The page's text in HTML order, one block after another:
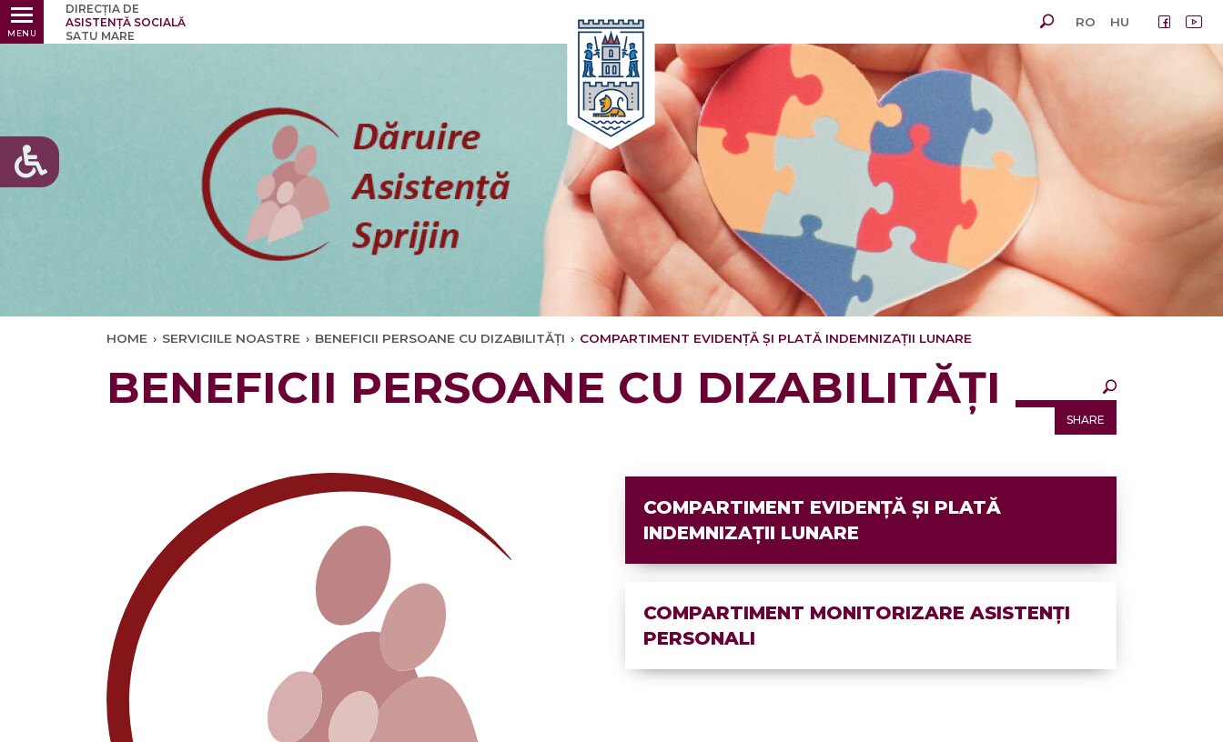
MENU
DIRECȚIA DE
ASISTENȚĂ SOCIALĂ
SATU MARE
RO HU
HOME › SERVICIILE NOASTRE › BENEFICII PERSOANE CU DIZABILITĂȚI › COMPARTIMENT EVIDENȚĂ ȘI PLATĂ INDEMNIZAȚII LUNARE
Ultimele Oricând
BENEFICII PERSOANE CU DIZABILITĂȚI
SHARE
COMPARTIMENT EVIDENȚĂ ȘI PLATĂ
INDEMNIZAȚII LUNARE
COMPARTIMENT MONITORIZARE ASISTENȚI
PERSONALI